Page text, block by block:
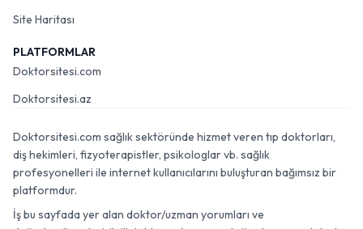
Site Haritası
PLATFORMLAR
Doktorsitesi.com
Doktorsitesi.az
Doktorsitesi.com sağlık sektöründe hizmet veren tıp doktorları,
diş hekimleri, fizyoterapistler, psikologlar vb. sağlık
profesyonelleri ile internet kullanıcılarını buluşturan bağımsız bir
platformdur.
İş bu sayfada yer alan doktor/uzman yorumları ve